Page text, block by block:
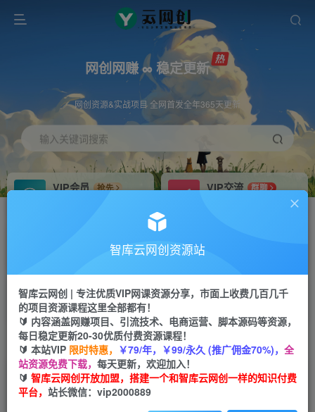
网创网赚 ∞ 稳定更新
网创资源&实战项目 全网首发全年365天更新
输入关键词搜索
VIP会员
抢先
VIP交流
群聊
研究探讨更多创业项目路子。
会员专属推广链接
网赚网创 项目
365天稳定跟新
APP下载
GO
首页 创业课程 会员免费 正文
微信资源圈子群项目，零门槛，易上手，一个群1
元，一天轻轻松松300+【揭秘】
智库云网创资源站
智库云网创 | 专注优质VIP网课资源分享，市面上收费几百几千
的项目资源课程这里全部都有！
🔰 内容涵盖网赚项目、引流技术、电商运营、脚本源码等资源，
每日稳定更新20-30优质付费资源课程！
🔰 本站VIP 限时特惠， ￥79/年，￥99/永久 (推广佣金70%)， 全
站资源免费下载， 每天更新，欢迎加入！
🔰 智库云网创开放加盟，搭建一个和智库云网创一样的知识付费
平台， 站长微信：vip2000889